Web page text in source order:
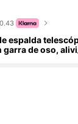
espalda
garra de oso, alivi
navideños,
de cumpleaños,
para